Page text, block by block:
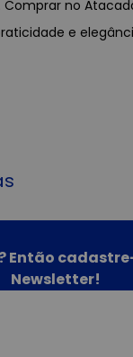
no
e
Então
Newsletter!